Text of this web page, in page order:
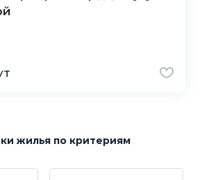
жильяпо критериям